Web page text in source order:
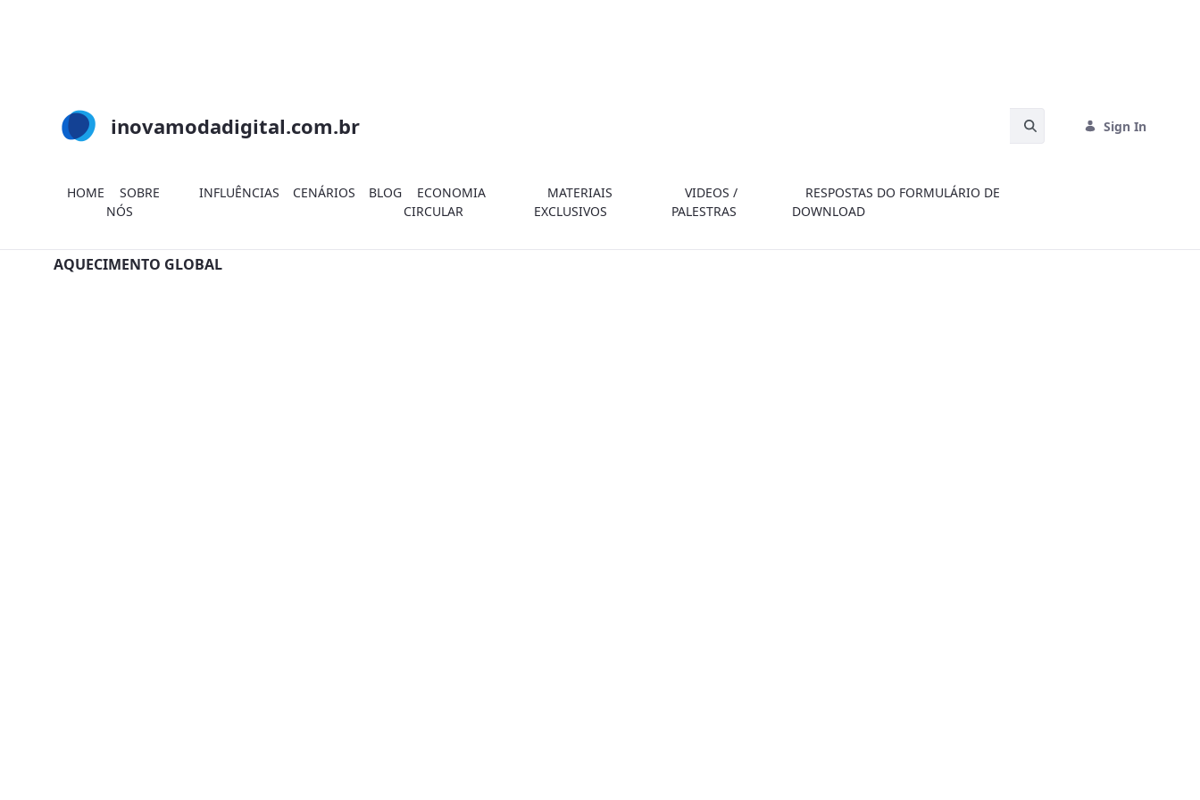
inovamodadigital.com.br Search Bar Sign In
HOME
SOBRE
NÓS
INFLUÊNCIAS CENÁRIOS BLOG
ECONOMIA
CIRCULAR
MATERIAIS
EXCLUSIVOS
VIDEOS /
PALESTRAS
RESPOSTAS DO FORMULÁRIO DE
DOWNLOAD
Search
AQUECIMENTO GLOBAL